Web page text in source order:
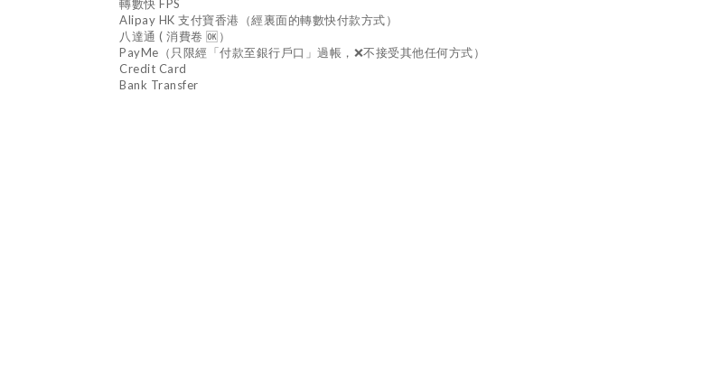
轉數快 FPS
Alipay HK 支付寶香港（經裏面的轉數快付款方式）
八達通 ( 消費卷 🆗）
PayMe（只限經「付款至銀行戶口」過帳，❌不接受其他任何方式）
Credit Card
Bank Transfer